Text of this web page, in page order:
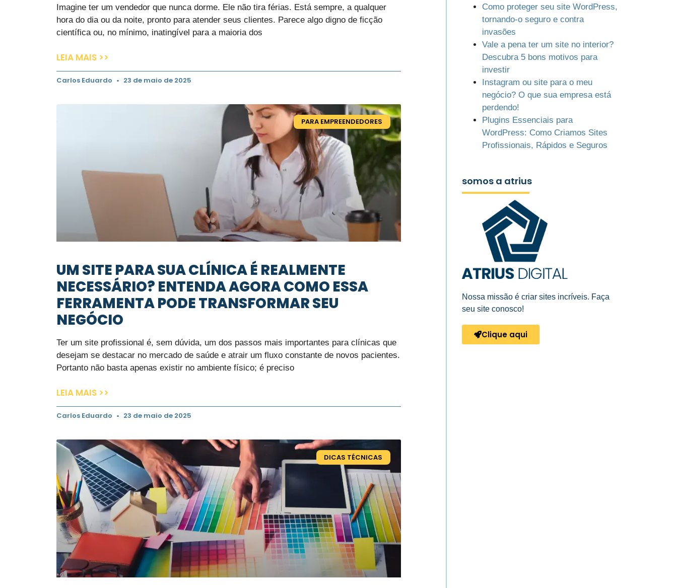
Imagine ter um vendedor que nunca dorme. Ele não tira férias. Está sempre, a qualquer
hora do dia ou da noite, pronto para atender seus clientes. Parece algo digno de ficção
científica ou, no mínimo, inatingível para a maioria dos
LEIA MAIS >>
Carlos Eduardo 23 de maio de 2025
PARA EMPREENDEDORES
UM SITE PARA SUA CLÍNICA É REALMENTE
NECESSÁRIO? ENTENDA AGORA COMO ESSA
FERRAMENTA PODE TRANSFORMAR SEU
NEGÓCIO
Ter um site profissional é, sem dúvida, um dos passos mais importantes para clínicas que
desejam se destacar no mercado de saúde e atrair um fluxo constante de novos pacientes.
Portanto não basta apenas existir no ambiente físico; é preciso
LEIA MAIS >>
Carlos Eduardo 23 de maio de 2025
DICAS TÉCNICAS
Como proteger seu site WordPress,
tornando-o seguro e contra
invasões
Vale a pena ter um site no interior?
Descubra 5 bons motivos para
investir
Instagram ou site para o meu
negócio? O que sua empresa está
perdendo!
Plugins Essenciais para
WordPress: Como Criamos Sites
Profissionais, Rápidos e Seguros
somos a atrius
Nossa missão é criar sites incríveis. Faça
seu site conosco!
Clique aqui